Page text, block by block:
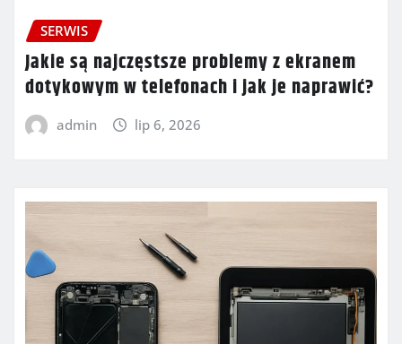
SERWIS
Jakie są najczęstsze problemy z ekranem
dotykowym w telefonach i jak je naprawić?
admin lip 6, 2026